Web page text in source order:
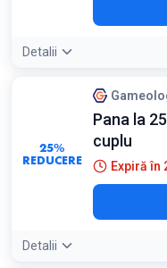
Detalii
25%
REDUCERE
Pana la
cuplu
Expiră în
Detalii